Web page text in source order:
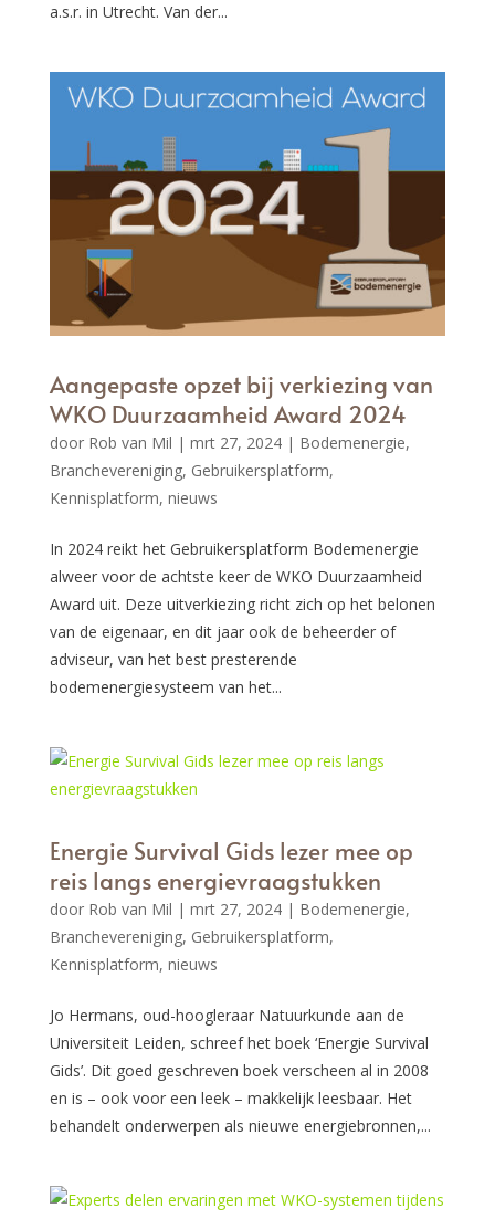
a.s.r. in Utrecht. Van der...
Aangepaste opzet bij verkiezing van
WKO Duurzaamheid Award 2024
door Rob van Mil | mrt 27, 2024| Bodemenergie,
Branchevereniging, Gebruikersplatform,
Kennisplatform, nieuws
In 2024 reikt het Gebruikersplatform Bodemenergie
alweer voor de achtste keer de WKO Duurzaamheid
Award uit. Deze uitverkiezing richt zich op het belonen
van de eigenaar, en dit jaar ook de beheerder of
adviseur, van het best presterende
bodemenergiesysteem van het...
Energie Survival Gids lezer mee op
reis langs energievraagstukken
door Rob van Mil | mrt 27, 2024| Bodemenergie,
Branchevereniging, Gebruikersplatform,
Kennisplatform, nieuws
Jo Hermans, oud-hoogleraar Natuurkunde aan de
Universiteit Leiden, schreef het boek ‘Energie Survival
Gids’. Dit goed geschreven boek verscheen al in 2008
en is – ook voor een leek – makkelijk leesbaar. Het
behandelt onderwerpen als nieuwe energiebronnen,...